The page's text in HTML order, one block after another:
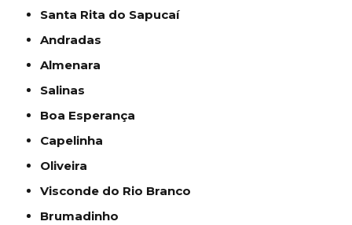
Santa Rita do Sapucaí
Andradas
Almenara
Salinas
Boa Esperança
Capelinha
Oliveira
Visconde do Rio Branco
Brumadinho